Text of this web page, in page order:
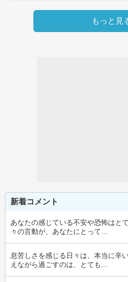
もっと見
新着コメント
あなたの感じている不安や恐怖はと
々の言動が、あなたにとって…
息苦しさを感じる日々は、本当に辛
えながら過ごすのは、とても…